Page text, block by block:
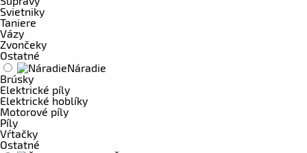
Svietniky
Taniere
Vázy
Zvončeky
Ostatné
Náradie
Brúsky
Elektrické píly
Elektrické hoblíky
Motorové píly
Píly
Vŕtačky
Ostatné